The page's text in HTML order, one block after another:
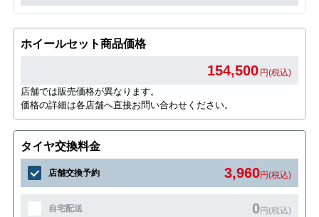
ホイールセット商品価格
154,500 円(税込)
店舗では販売価格が異なります。
価格の詳細は各店舗へ直接お問い合わせください。
タイヤ交換料金
店舗交換予約 3,960円(税込)
自宅配送 0円(税込)